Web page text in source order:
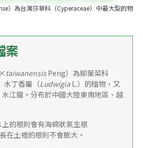
）為台灣莎草科（Cyperaceae）中最大型的物
案
× taiwanensis Peng）為柳葉菜科
水丁香屬（Ludwigia L.）的植物，又
江龍。分布於中國大陸東南地區、越
的根則會有海綿狀氣生根
在土裡的根則不會膨大。